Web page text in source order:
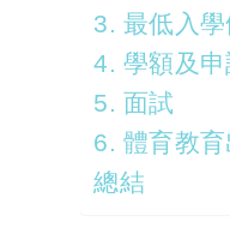
3. 最低入
4. 學額及
5. 面試
6. 體育教
總結